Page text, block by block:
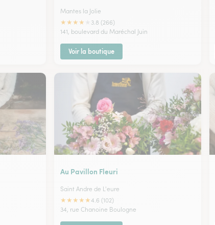
Mantes la Jolie
★★★★
3.8 (266)
141, boulevard du Maréchal Juin
Voir la boutique
Au Pavillon Fleuri
Saint Andre de L'eure
★★★★★4.6 (102)
34, rue Chanoine Boulogne